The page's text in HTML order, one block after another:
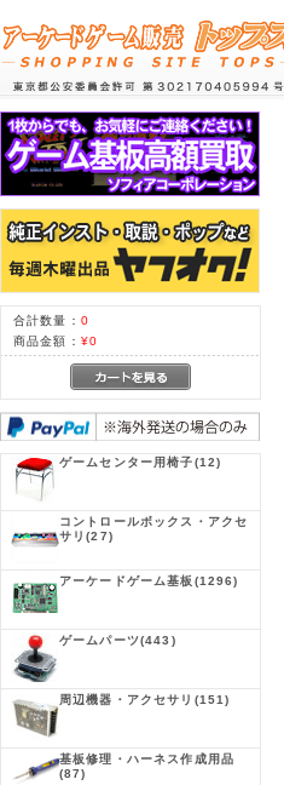
合計数量： 0
商品金額： ¥0
ゲームセンター用椅子(12)
コントロールボックス・アクセ
サリ(27)
アーケードゲーム基板 (1296)
ゲームパーツ(443)
周辺機器・アクセサリ (151)
基板修理・ハーネス作成用品
(87)